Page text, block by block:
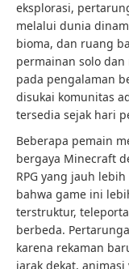
eksplorasi,
melalui dunia
bioma, dan ruang
permainan solo
pada pengalaman
disukai komunitas
tersedia sejak hari
Beberapa pemain
bergaya Minecraft
RPG yang jauh
bahwa game ini
terstruktur,
berbeda.
karena rekaman
jarak dekat,